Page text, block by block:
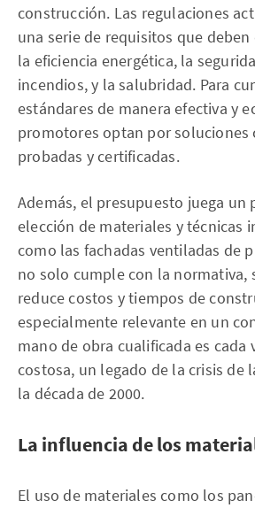
construcción. Las regulaciones
una serie de requisitos que
la eficiencia energética, la
incendios, y la salubridad. Para
estándares de manera efectiva y
promotores optan por soluciones
probadas y certificadas.
Además, el presupuesto juega un
elección de materiales y técnicas
como las fachadas ventiladas de
no solo cumple con la normativa,
reduce costos y tiempos de
especialmente relevante en un
mano de obra cualificada es cada
costosa, un legado de la crisis de
la década de 2000.
La influencia de los
El uso de materiales como los